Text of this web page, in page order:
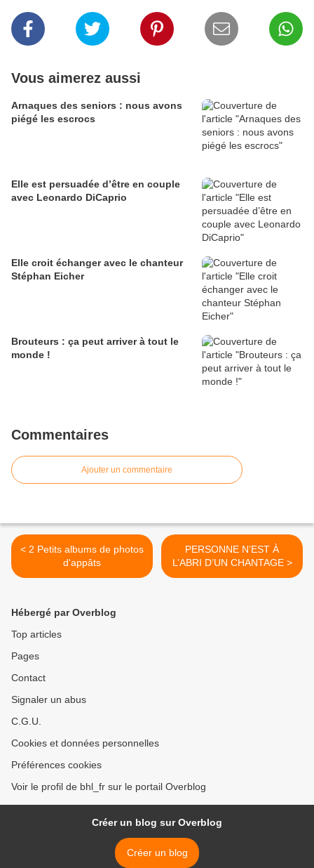
Vous aimerez aussi
Arnaques des seniors : nous avons
piégé les escrocs
Elle est persuadée d’être en couple
avec Leonardo DiCaprio
Elle croit échanger avec le chanteur
Stéphan Eicher
Brouteurs : ça peut arriver à tout le
monde !
Commentaires
Ajouter un commentaire
< 2 Petits albums de photos
d'appâts
PERSONNE N’EST À
L’ABRI D’UN CHANTAGE >
Hébergé par Overblog
Top articles
Pages
Contact
Signaler un abus
C.G.U.
Cookies et données personnelles
Préférences cookies
Voir le profil de bhl_fr sur le portail Overblog
Créer un blog sur Overblog
Créer un blog